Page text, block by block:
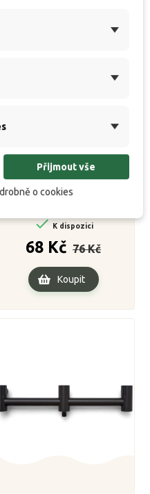
ZFISH Feeder Hrazda Rod
Rest small
 K dispozici
68 Kč
cena
76 Kč
Koupit
Přijmout vše
o cookies